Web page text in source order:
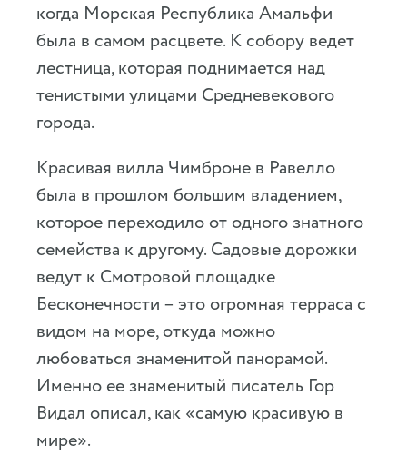
когда Морская Республика Амальфи
была в самом расцвете. К собору ведет
лестница, которая поднимается над
тенистыми улицами Средневекового
города.
Красивая вилла Чимброне в Равелло
была в прошлом большим владением,
которое переходило от одного знатного
семейства к другому. Садовые дорожки
ведут к Смотровой площадке
Бесконечности – это огромная терраса с
видом на море, откуда можно
любоваться знаменитой панорамой.
Именно ее знаменитый писатель Гор
Видал описал, как «самую красивую в
мире».